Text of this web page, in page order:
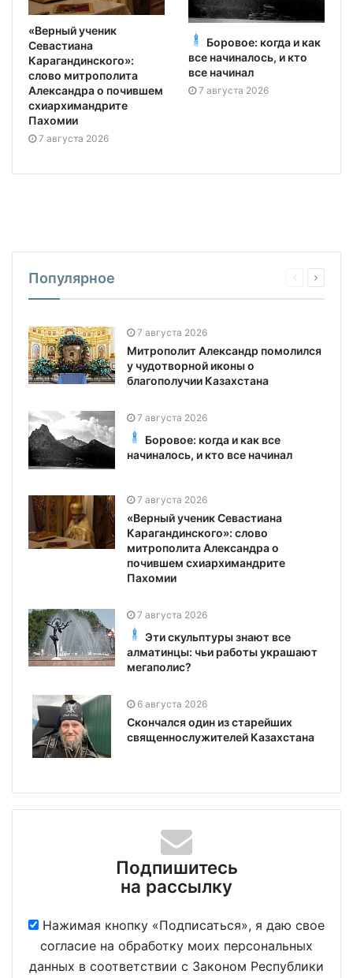
«Верный ученик
Севастиана
Карагандинского»:
слово митрополита
Александра о почившем
схиархимандрите
Пахомии
7 августа 2026
Боровое: когда и как
все начиналось, и кто
все начинал
7 августа 2026
Популярное
7 августа 2026
Митрополит Александр помолился
у чудотворной иконы о
благополучии Казахстана
7 августа 2026
Боровое: когда и как все
начиналось, и кто все начинал
7 августа 2026
«Верный ученик Севастиана
Карагандинского»: слово
митрополита Александра о
почившем схиархимандрите
Пахомии
7 августа 2026
Эти скульптуры знают все
алматинцы: чьи работы украшают
мегаполис?
6 августа 2026
Скончался один из старейших
священнослужителей Казахстана
Подпишитесь
на рассылку
Нажимая кнопку «Подписаться», я даю свое
согласие на обработку моих персональных
данных в соответствии с Законом Республики